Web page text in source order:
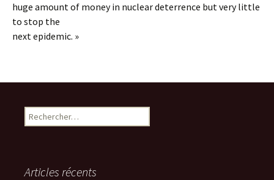
huge amount of money in nuclear deterrence but very little
to stop the
next epidemic. »
Rechercher :
Articles récents